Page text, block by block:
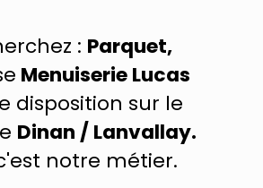
: Parquet,
Menuiserie Lucas
disposition sur le
Dinan / Lanvallay.
notre métier.